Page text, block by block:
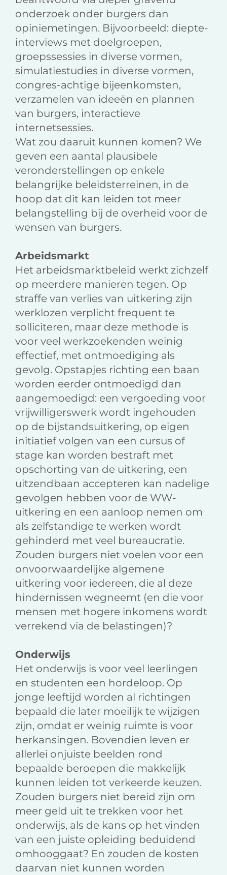
onderzoek onder burgers dan
opiniemetingen. Bijvoorbeeld: diepte-
interviews met doelgroepen,
groepssessies in diverse vormen,
simulatiestudies in diverse vormen,
congres-achtige bijeenkomsten,
verzamelen van ideeën en plannen
van burgers, interactieve
internetsessies.
Wat zou daaruit kunnen komen? We
geven een aantal plausibele
veronderstellingen op enkele
belangrijke beleidsterreinen, in de
hoop dat dit kan leiden tot meer
belangstelling bij de overheid voor de
wensen van burgers.
Arbeidsmarkt
Het arbeidsmarktbeleid werkt zichzelf
op meerdere manieren tegen. Op
straffe van verlies van uitkering zijn
werklozen verplicht frequent te
solliciteren, maar deze methode is
voor veel werkzoekenden weinig
effectief, met ontmoediging als
gevolg. Opstapjes richting een baan
worden eerder ontmoedigd dan
aangemoedigd: een vergoeding voor
vrijwilligerswerk wordt ingehouden
op de bijstandsuitkering, op eigen
initiatief volgen van een cursus of
stage kan worden bestraft met
opschorting van de uitkering, een
uitzendbaan accepteren kan nadelige
gevolgen hebben voor de WW-
uitkering en een aanloop nemen om
als zelfstandige te werken wordt
gehinderd met veel bureaucratie.
Zouden burgers niet voelen voor een
onvoorwaardelijke algemene
uitkering voor iedereen, die al deze
hindernissen wegneemt (en die voor
mensen met hogere inkomens wordt
verrekend via de belastingen)?
Onderwijs
Het onderwijs is voor veel leerlingen
en studenten een hordeloop. Op
jonge leeftijd worden al richtingen
bepaald die later moeilijk te wijzigen
zijn, omdat er weinig ruimte is voor
herkansingen. Bovendien leven er
allerlei onjuiste beelden rond
bepaalde beroepen die makkelijk
kunnen leiden tot verkeerde keuzen.
Zouden burgers niet bereid zijn om
meer geld uit te trekken voor het
onderwijs, als de kans op het vinden
van een juiste opleiding beduidend
omhooggaat? En zouden de kosten
daarvan niet kunnen worden